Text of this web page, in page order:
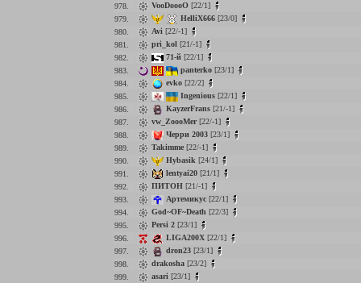
978.
VooDoooO [22/1]
979.
HelliX666 [23/0]
980.
Avi [22/-1]
981.
pri_kol [21/-1]
982.
71-й [22/1]
983.
panterko [23/1]
984.
evko [22/2]
985.
Ingenious [22/1]
986.
KayzerFrans [21/-1]
987.
vw_ZoooMer[22/-1]
988.
Черри 2003 [23/1]
989.
Takimme [22/-1]
990.
Hybasik [24/1]
991.
lentyai20 [21/1]
992.
ПИТОН [21/-1]
993.
Артемикус [22/1]
994.
God~OF~Death [22/3]
995.
Persi 2 [23/1]
996.
LIGA200X [22/1]
997.
dron23 [23/1]
998.
drakosha [23/2]
999.
asari [23/1]